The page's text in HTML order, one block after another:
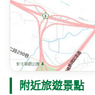
附近旅遊景點